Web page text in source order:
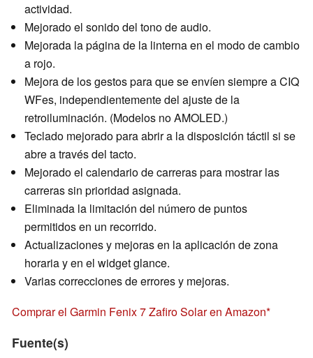
actividad.
Mejorado el sonido del tono de audio.
Mejorada la página de la linterna en el modo de cambio
a rojo.
Mejora de los gestos para que se envíen siempre a CIQ
WFes, independientemente del ajuste de la
retroiluminación. (Modelos no AMOLED.)
Teclado mejorado para abrir a la disposición táctil si se
abre a través del tacto.
Mejorado el calendario de carreras para mostrar las
carreras sin prioridad asignada.
Eliminada la limitación del número de puntos
permitidos en un recorrido.
Actualizaciones y mejoras en la aplicación de zona
horaria y en el widget glance.
Varias correcciones de errores y mejoras.
Comprar el Garmin Fenix 7 Zafiro Solar en Amazon
Fuente(s)